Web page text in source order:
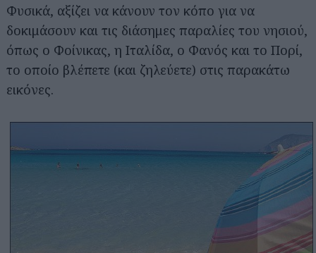
Φυσικά, αξίζει να κάνουν τον κόπο για να
δοκιμάσουν και τις διάσημες παραλίες του νησιού,
όπως ο Φοίνικας, η Ιταλίδα, ο Φανός και το Πορί,
το οποίο βλέπετε (και ζηλεύετε) στις παρακάτω
εικόνες.